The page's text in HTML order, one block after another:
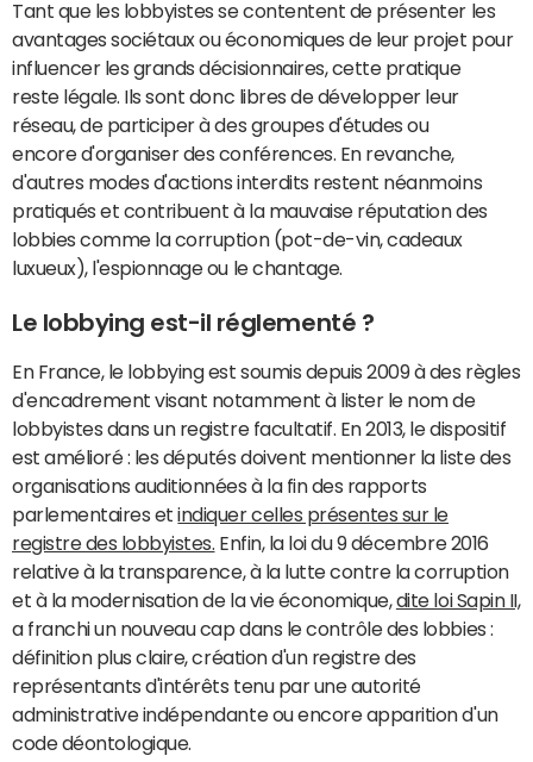
Tant que les lobbyistes se contentent de présenter les
avantages sociétaux ou économiques de leur projet pour
influencer les grands décisionnaires, cette pratique
reste légale. Ils sont donc libres de développer leur
réseau, de participer à des groupes d'études ou
encore d'organiser des conférences. En revanche,
d'autres modes d'actions interdits restent néanmoins
pratiqués et contribuent à la mauvaise réputation des
lobbies comme la corruption (pot-de-vin, cadeaux
luxueux), l'espionnage ou le chantage.
Le lobbying est-il réglementé ?
En France, le lobbying est soumis depuis 2009 à des règles
d'encadrement visant notamment à lister le nom de
lobbyistes dans un registre facultatif. En 2013, le dispositif
est amélioré : les députés doivent mentionner la liste des
organisations auditionnées à la fin des rapports
parlementaires etindiquer celles présentes sur le
registre des lobbyistes. Enfin, la loi du 9 décembre 2016
relative à la transparence, à la lutte contre la corruption
et à la modernisation de la vie économique,dite loi Sapin II,
a franchi un nouveau cap dans le contrôle des lobbies :
définition plus claire, création d'un registre des
représentants d'intérêts tenu par une autorité
administrative indépendante ou encore apparition d'un
code déontologique.